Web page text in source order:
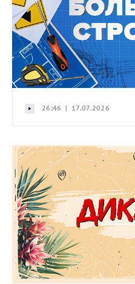
26:46 | 17.07.2026